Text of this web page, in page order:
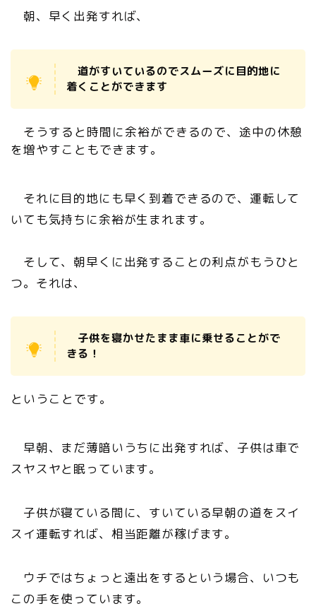
朝、早く出発すれば、
道がすいているのでスムーズに目的地に
着くことができます
そうすると時間に余裕ができるので、途中の休憩
を増やすこともできます。
それに目的地にも早く到着できるので、運転して
いても気持ちに余裕が生まれます。
そして、朝早くに出発することの利点がもうひと
つ。それは、
子供を寝かせたまま車に乗せることがで
きる！
ということです。
早朝、まだ薄暗いうちに出発すれば、子供は車で
スヤスヤと眠っています。
子供が寝ている間に、すいている早朝の道をスイ
スイ運転すれば、相当距離が稼げます。
ウチではちょっと遠出をするという場合、いつも
この手を使っています。